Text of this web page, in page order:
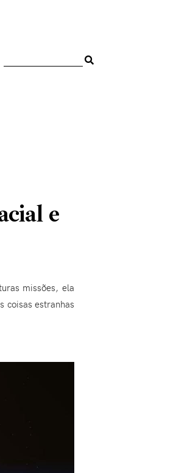
e
missões, ela
coisas estranhas